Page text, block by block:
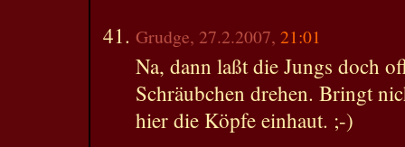
Grudge, 27.2.2007, 21:01
Na, dann laßt die Jungs doch
Schräubchen drehen. Bringt
hier die Köpfe einhaut. ;-)